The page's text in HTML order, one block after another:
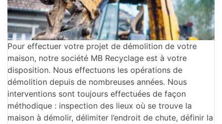
Pour effectuer votre projet de démolition de votre
maison, notre société MB Recyclage est à votre
disposition. Nous effectuons les opérations de
démolition depuis de nombreuses années. Nous
interventions sont toujours effectuées de façon
méthodique : inspection des lieux où se trouve la
maison à démolir, délimiter l’endroit de chute, définir la